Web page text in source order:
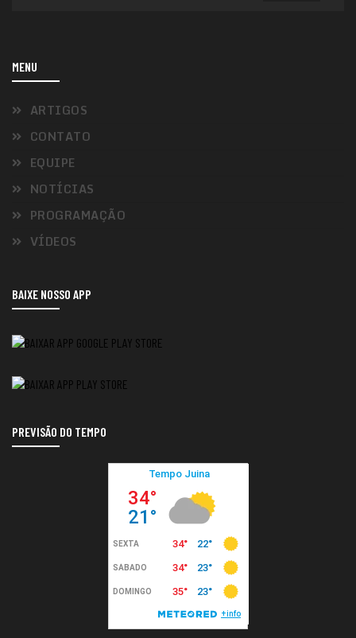
MENU
ARTIGOS
CONTATO
EQUIPE
NOTÍCIAS
PROGRAMAÇÃO
VÍDEOS
BAIXE NOSSO APP
PREVISÃO DO TEMPO